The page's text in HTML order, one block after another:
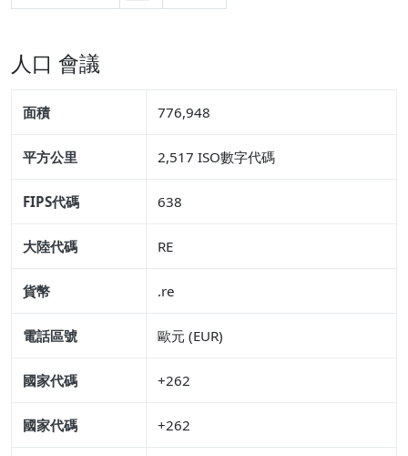
人口 會議
面積 776,948
平方公里 2,517 ISO數字代碼
FIPS代碼 638
大陸代碼 RE
貨幣 .re
電話區號 歐元 (EUR)
國家代碼 +262
國家代碼 +262